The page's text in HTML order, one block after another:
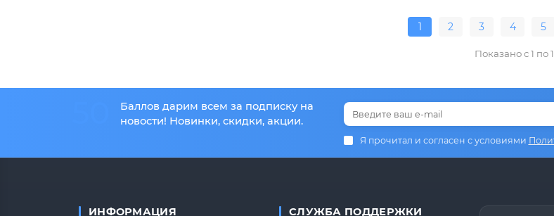
1 2 3 4 5
Показано с 1 по
Баллов дарим всем за подписку на
новости! Новинки, скидки, акции.
Я прочитал и согласен с условиями
ИНФОРМАЦИЯ СЛУЖБА ПОДДЕРЖКИ